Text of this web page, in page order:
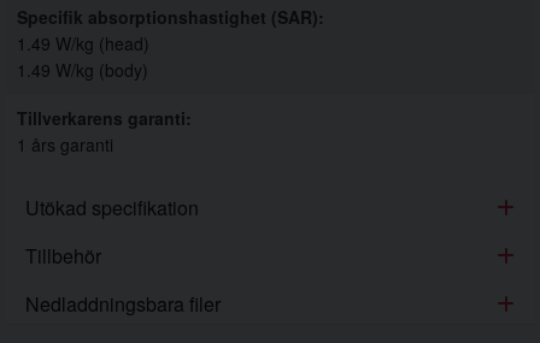
Specifik absorptionshastighet (SAR)
1.49 W/kg (head)
1.49 W/kg (body)
Tillverkarens garanti
1 års garanti
Utökad specifikation
Tillbehör
Nedladdningsbara filer